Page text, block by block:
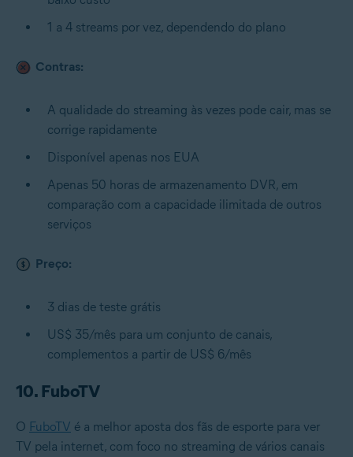
1 a 4 streams por vez, dependendo do plano
Contras:
A qualidade do streaming às vezes pode cair, mas se
corrige rapidamente
Disponível apenas nos EUA
Apenas 50 horas de armazenamento DVR, em
comparação com a capacidade ilimitada de outros
serviços
Preço:
3 dias de teste grátis
US$ 35/mês para um conjunto de canais,
complementos a partir de US$ 6/mês
10. FuboTV
O FuboTV é a melhor aposta dos fãs de esporte para ver
TV pela internet, com foco no streaming de vários canais